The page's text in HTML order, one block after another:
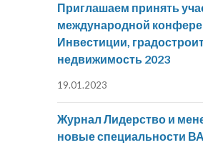
Приглашаем принять
международной
Инвестиции,
недвижимость 2023
19.01.2023
Журнал Лидерство и
новые специальности